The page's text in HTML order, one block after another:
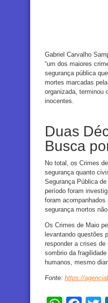
Gabriel Carvalho
“um dos maiores
segurança pública
mortes marcadas
organizada, terminou
inocentes.
Duas
Busca
No total, os Crimes
segurança quanto
Segurança Pública
período foram
foram
segurança mortos
Os Crimes de Maio
levantando questões
responder a crises
sombrio da
humanos, mesmo
Fonte: https://